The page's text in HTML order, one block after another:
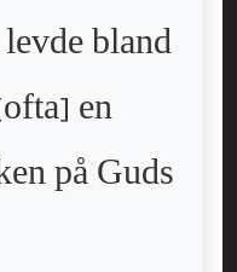
bland
en
på Guds